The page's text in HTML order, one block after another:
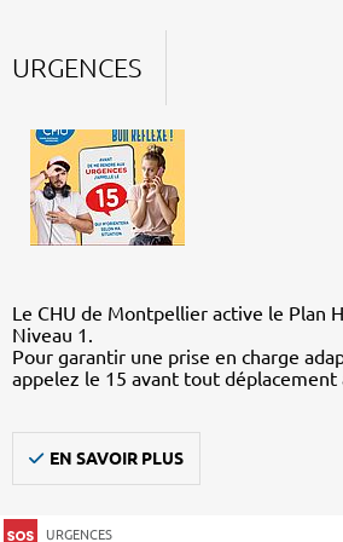
URGENCES
Le CHU de Montpellier active le Plan
Niveau 1.
Pour garantir une prise en charge
appelez le 15 avant tout déplacement
EN SAVOIR PLUS
URGENCES